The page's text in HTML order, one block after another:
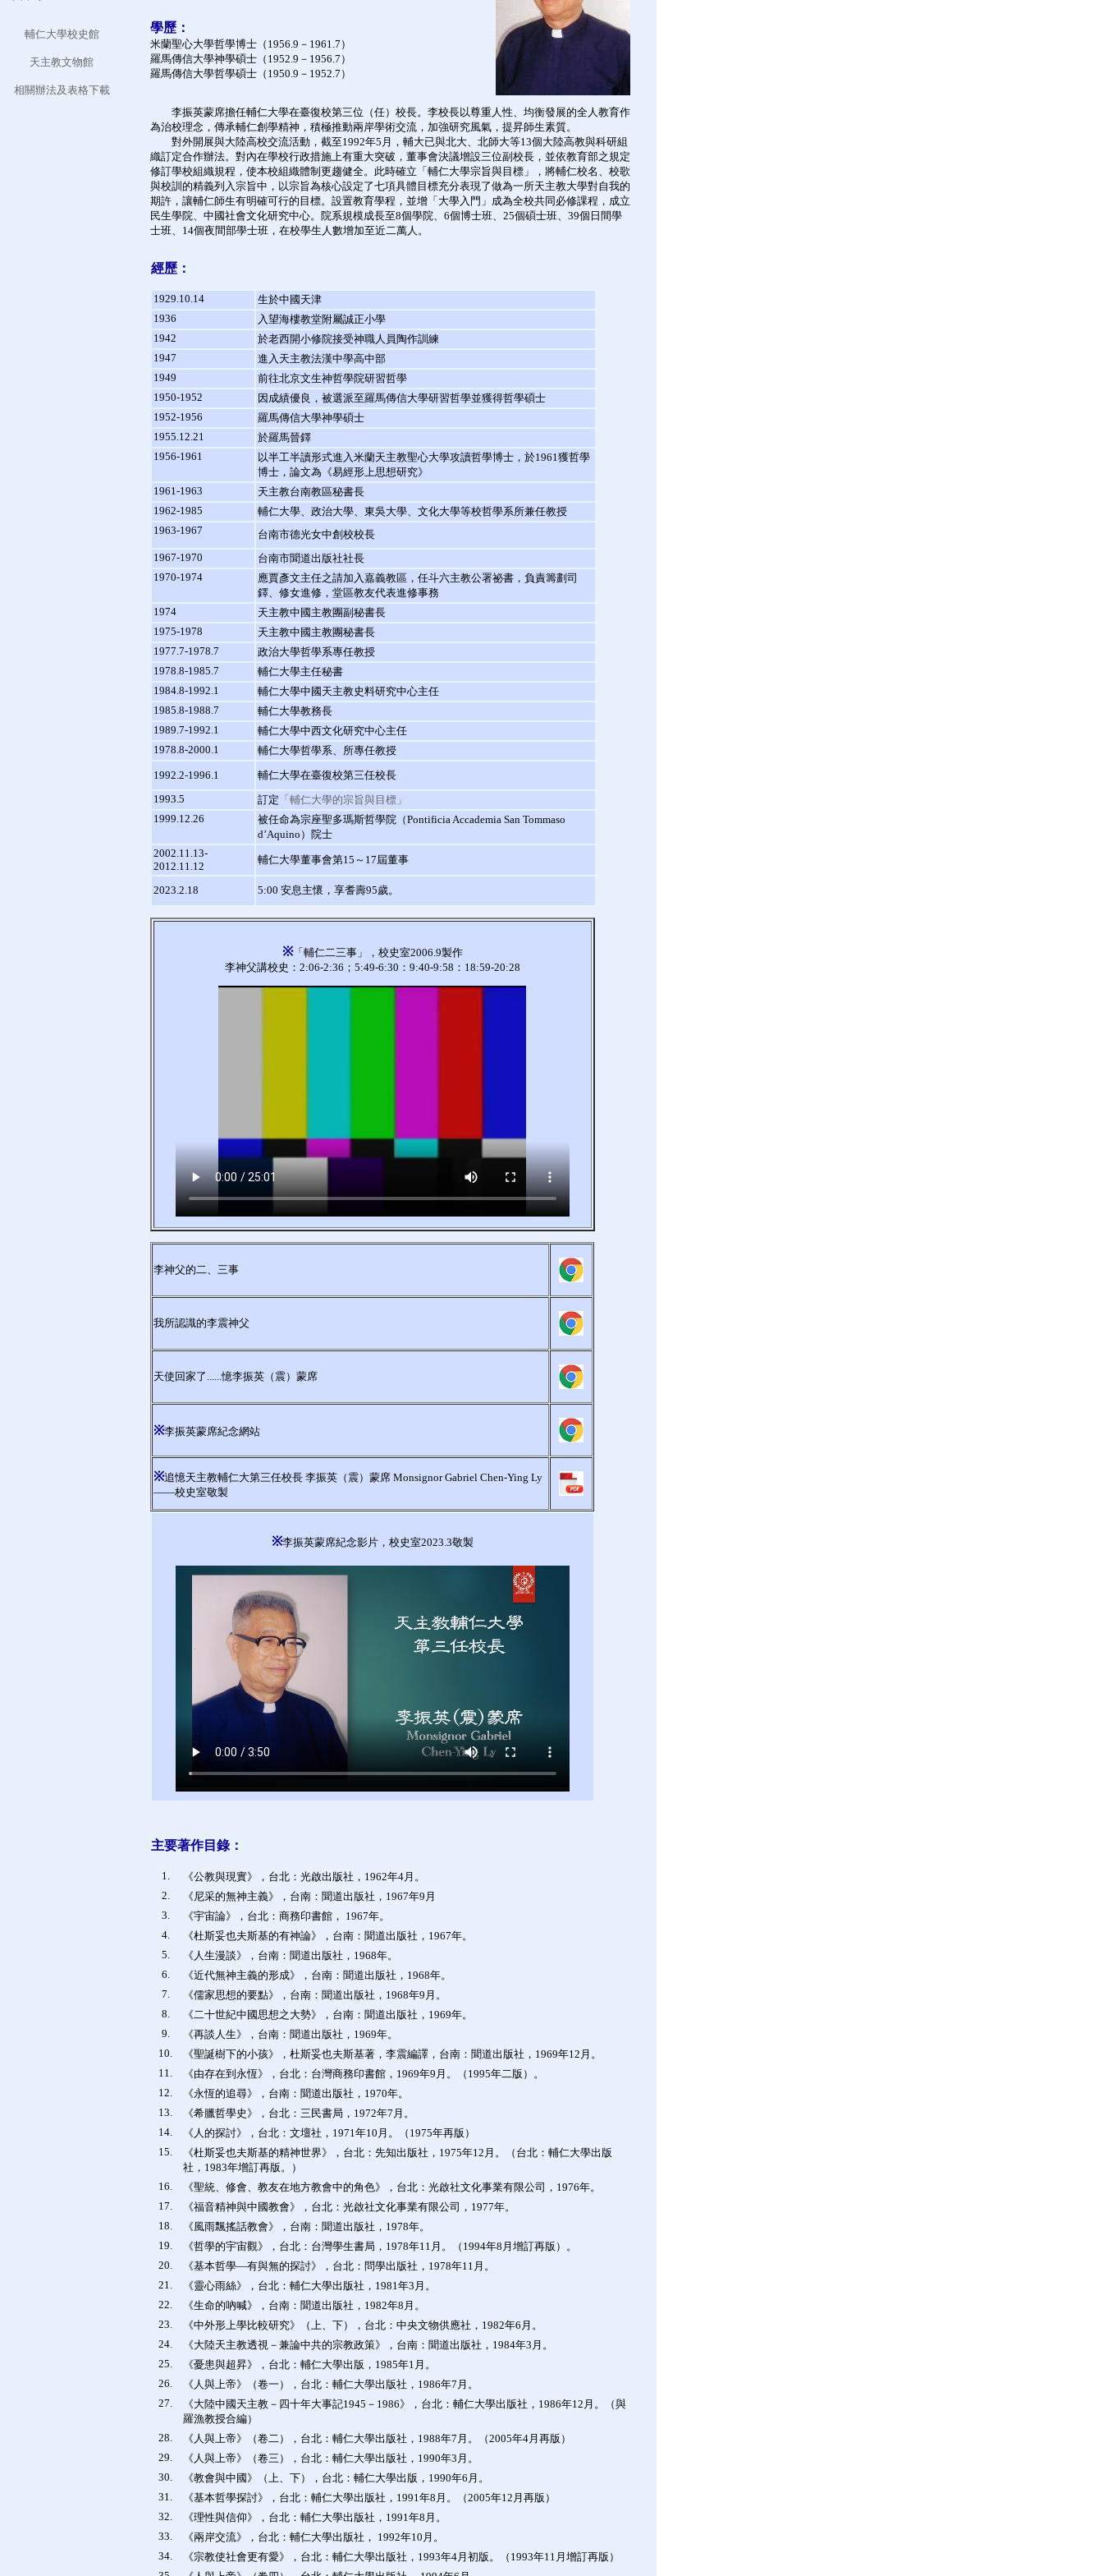
輔仁大學校史館
天主教文物館
相關辦法及表格下載
學歷：
米蘭聖心大學哲學博士（1956.9－1961.7）
羅馬傳信大學神學碩士（1952.9－1956.7）
羅馬傳信大學哲學碩士（1950.9－1952.7）
李振英蒙席擔任輔仁大學在臺復校第三位（任）校長。李校長以尊重人性、均衡發展的全人教育作
為治校理念，傳承輔仁創學精神，積極推動兩岸學術交流，加強研究風氣，提昇師生素質。
對外開展與大陸高校交流活動，截至1992年5月，輔大已與北大、北師大等13個大陸高教與科研組
織訂定合作辦法。對內在學校行政措施上有重大突破，董事會決議增設三位副校長，並依教育部之規定
修訂學校組織規程，使本校組織體制更趨健全。此時確立「輔仁大學宗旨與目標」，將輔仁校名、校歌
與校訓的精義列入宗旨中，以宗旨為核心設定了七項具體目標充分表現了做為一所天主教大學對自我的
期許，讓輔仁師生有明確可行的目標。設置教育學程，並增「大學入門」成為全校共同必修課程，成立
民生學院、中國社會文化研究中心。院系規模成長至8個學院、6個博士班、25個碩士班、39個日間學
士班、14個夜間部學士班，在校學生人數增加至近二萬人。
經歷：
1929.10.14
生於中國天津
1936
入望海樓教堂附屬誠正小學
1942
於老西開小修院接受神職人員陶作訓練
1947
進入天主教法漢中學高中部
1949
前往北京文生神哲學院研習哲學
1950-1952
因成績優良，被選派至羅馬傳信大學研習哲學並獲得哲學碩士
1952-1956
羅馬傳信大學神學碩士
1955.12.21
於羅馬晉鐸
1956-1961
以半工半讀形式進入米蘭天主教聖心大學攻讀哲學博士，於1961獲哲學
博士，論文為《易經形上思想研究》
1961-1963
天主教台南教區秘書長
1962-1985
輔仁大學、政治大學、東吳大學、文化大學等校哲學系所兼任教授
1963-1967
台南市德光女中創校校長
1967-1970
台南市聞道出版社社長
1970-1974
應賈彥文主任之請加入嘉義教區，任斗六主教公署祕書，負責籌劃司
鐸、修女進修，堂區教友代表進修事務
1974
天主教中國主教團副秘書長
1975-1978
天主教中國主教團秘書長
1977.7-1978.7
政治大學哲學系專任教授
1978.8-1985.7
輔仁大學主任秘書
1984.8-1992.1
輔仁大學中國天主教史料研究中心主任
1985.8-1988.7
輔仁大學教務長
1989.7-1992.1
輔仁大學中西文化研究中心主任
1978.8-2000.1
輔仁大學哲學系、所專任教授
1992.2-1996.1
輔仁大學在臺復校第三任校長
1993.5
訂定 「輔仁大學的宗旨與目標」
1999.12.26
被任命為宗座聖多瑪斯哲學院（Pontificia Accademia San Tommaso
d’Aquino）院士
2002.11.13-
2012.11.12
輔仁大學董事會第15～17屆董事
2023.2.18 5:00 安息主懷，享耆壽95歲。
※「輔仁二三事」，校史室2006.9製作
李神父講校史：2:06-2:36；5:49-6:30：9:40-9:58：18:59-20:28
李神父的二、三事
我所認識的李震神父
天使回家了......憶李振英（震）蒙席
※李振英蒙席紀念網站
※追憶天主教輔仁大第三任校長 李振英（震）蒙席 Monsignor Gabriel Chen-Ying Ly
——校史室敬製
※李振英蒙席紀念影片，校史室2023.3敬製
主要著作目錄：
1.
《公教與現實》，台北：光啟出版社，1962年4月。
2.
《尼采的無神主義》，台南：聞道出版社，1967年9月
3.
《宇宙論》，台北：商務印書館， 1967年。
4.
《杜斯妥也夫斯基的有神論》，台南：聞道出版社，1967年。
5.
《人生漫談》，台南：聞道出版社，1968年。
6.
《近代無神主義的形成》，台南：聞道出版社，1968年。
7.
《儒家思想的要點》，台南：聞道出版社，1968年9月。
8.
《二十世紀中國思想之大勢》，台南：聞道出版社，1969年。
9.
《再談人生》，台南：聞道出版社，1969年。
10.
《聖誕樹下的小孩》，杜斯妥也夫斯基著，李震編譯，台南：聞道出版社，1969年12月。
11.
《由存在到永恆》，台北：台灣商務印書館，1969年9月。（1995年二版）。
12.
《永恆的追尋》，台南：聞道出版社，1970年。
13.
《希臘哲學史》，台北：三民書局，1972年7月。
14.
《人的探討》，台北：文壇社，1971年10月。（1975年再版）
15.
《杜斯妥也夫斯基的精神世界》，台北：先知出版社，1975年12月。（台北：輔仁大學出版
社，1983年增訂再版。）
16.
《聖統、修會、教友在地方教會中的角色》，台北：光啟社文化事業有限公司，1976年。
17.
《福音精神與中國教會》，台北：光啟社文化事業有限公司，1977年。
18.
《風雨飄搖話教會》，台南：聞道出版社，1978年。
19.
《哲學的宇宙觀》，台北：台灣學生書局，1978年11月。（1994年8月增訂再版）。
20.
《基本哲學—有與無的探討》，台北：問學出版社，1978年11月。
21.
《靈心雨絲》，台北：輔仁大學出版社，1981年3月。
22.
《生命的吶喊》，台南：聞道出版社，1982年8月。
23.
《中外形上學比較研究》（上、下），台北：中央文物供應社，1982年6月。
24.
《大陸天主教透視－兼論中共的宗教政策》，台南：聞道出版社，1984年3月。
25.
《憂患與超昇》，台北：輔仁大學出版，1985年1月。
26.
《人與上帝》（卷一），台北：輔仁大學出版社，1986年7月。
27.
《大陸中國天主教－四十年大事記1945－1986》，台北：輔仁大學出版社，1986年12月。（與
羅漁教授合編）
28.
《人與上帝》（卷二），台北：輔仁大學出版社，1988年7月。（2005年4月再版）
29.
《人與上帝》（卷三），台北：輔仁大學出版社，1990年3月。
30.
《教會與中國》（上、下），台北：輔仁大學出版，1990年6月。
31.
《基本哲學探討》，台北：輔仁大學出版社，1991年8月。（2005年12月再版）
32.
《理性與信仰》，台北：輔仁大學出版社，1991年8月。
33.
《兩岸交流》，台北：輔仁大學出版社， 1992年10月。
34.
《宗教使社會更有愛》，台北：輔仁大學出版社，1993年4月初版。（1993年11月增訂再版）